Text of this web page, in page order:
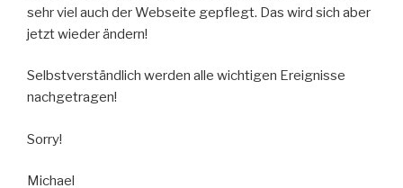
sehr viel auch der Webseite gepflegt. Das wird sich aber
jetzt wieder ändern!
Selbstverständlich werden alle wichtigen Ereignisse
nachgetragen!
Sorry!
Michael